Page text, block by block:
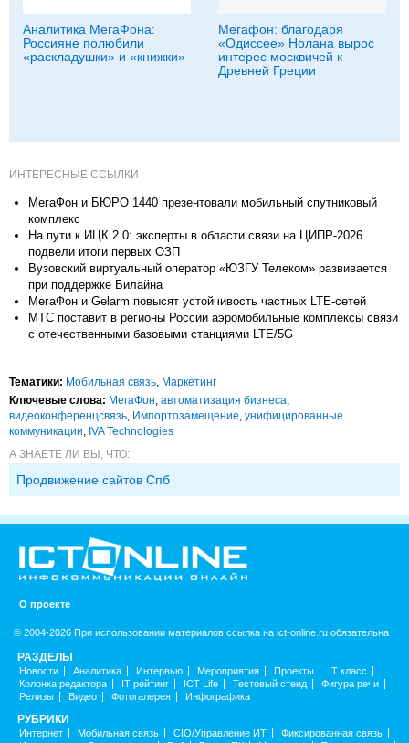
Аналитика МегаФона:
Россияне полюбили
«раскладушки» и «книжки»
Мегафон: благодаря
«Одиссее» Нолана вырос
интерес москвичей к
Древней Греции
ИНТЕРЕСНЫЕ ССЫЛКИ
МегаФон и БЮРО 1440 презентовали мобильный спутниковый
комплекс
На пути к ИЦК 2.0: эксперты в области связи на ЦИПР-2026
подвели итоги первых ОЗП
Вузовский виртуальный оператор «ЮЗГУ Телеком» развивается
при поддержке Билайна
МегаФон и Gelarm повысят устойчивость частных LTE-сетей
МТС поставит в регионы России аэромобильные комплексы связи
с отечественными базовыми станциями LTE/5G
Тематики: Мобильная связь, Маркетинг
Ключевые слова: МегаФон, автоматизация бизнеса,
видеоконференцсвязь, Импорто­замещение, унифицированные
коммуникации, IVA Technologies
А ЗНАЕТЕ ЛИ ВЫ, ЧТО:
Продвижение сайтов Спб
О проекте
© 2004-2026 При использовании материалов ссылка на ict-online.ru обязательна
РАЗДЕЛЫ
Новости Аналитика Интервью Мероприятия Проекты
IT класс
Колонка редактора
IT рейтинг ICT Life Тестовый стенд
Фигура речи
Релизы
Видео Фотогалерея Инфографика
РУБРИКИ
Интернет Мобильная связь CIO/Управление ИТ
Фиксированная связь